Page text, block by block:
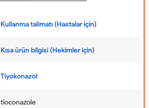
Kullanma talimatı (Hastalar için)
Kısa ürün bilgisi (Hekimler için)
Tiyokonazol
tioconazole